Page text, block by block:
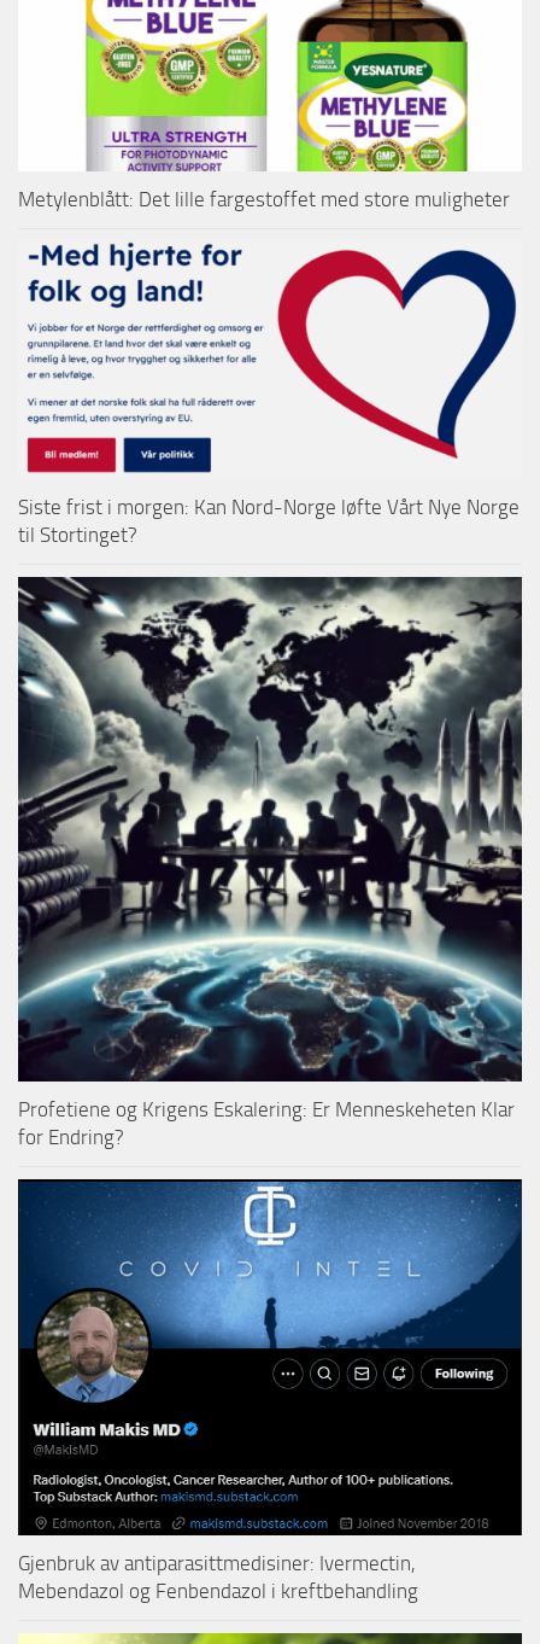
Metylenblått: Det lille fargestoffet med store muligheter
Siste frist i morgen: Kan Nord-Norge løfte Vårt Nye Norge
til Stortinget?
Profetiene og Krigens Eskalering: Er Menneskeheten Klar
for Endring?
Gjenbruk av antiparasittmedisiner: Ivermectin,
Mebendazol og Fenbendazol i kreftbehandling